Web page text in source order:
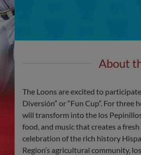
About
The Loons are excited to
Diversión” or “Fun Cup”. For three
will transform into the los
food, and music that creates a
celebration of the rich history
Region’s agricultural community,